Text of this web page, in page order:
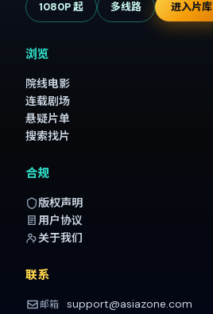
1080P 起 多线路 进入片库
浏览
院线电影
连载剧场
悬疑片单
搜索找片
合规
版权声明
用户协议
关于我们
联系
邮箱 support@asiazone.com